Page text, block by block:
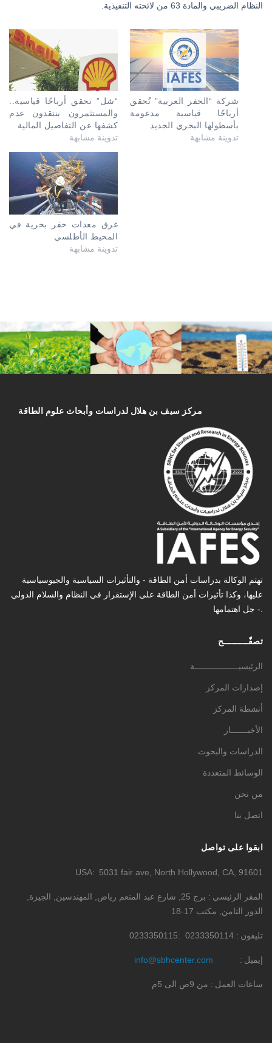
النظام الضريبي والمادة 63 من لائحته التنفيذية.
“شل” تحقق أرباحًا قياسية..
والمستثمرون ينتقدون عدم
كشفها عن التفاصيل المالية
تدوينة مشابهة
شركة “الحفر العربية” تُحقق
أرباحًا قياسية مدعومة
بأسطولها البحري الجديد
تدوينة مشابهة
غرق معدات حفر بحرية في
المحيط الأطلسي
تدوينة مشابهة
مركز سیف بن هلال لدراسات وأبحاث علوم الطاقة
تهتم الوكالة بدراسات أمن الطاقة - والتأثیرات السیاسیة والجیوسیاسیة
عليها، وكذا تأثیرات أمن الطاقة على الإستقرار في النظام والسلام الدولي
- جل اهتمامها.
تصفّـــــــــح
الرئيسيــــــــــــــــــة
إصدارات المركز
أنشطة المركز
الأخبـــــــار
الدراسات والبحوث
الوسائط المتعددة
من نحن
اتصل بنا
ابقوا على تواصل
USA 5031 fair ave, North Hollywood, CA, 91601
المقر الرئيسي
برج 25, شارع عبد المنعم رياض, المهندسين, الجيزة,
الدور الثامن, مكتب 17-18
تليفون 0233350114
0233350115
إيميل info@sbhcenter.com
ساعات العمل من 9ص الى 5م